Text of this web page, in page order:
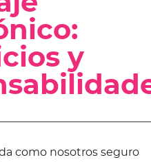
y
como nosotros seguro